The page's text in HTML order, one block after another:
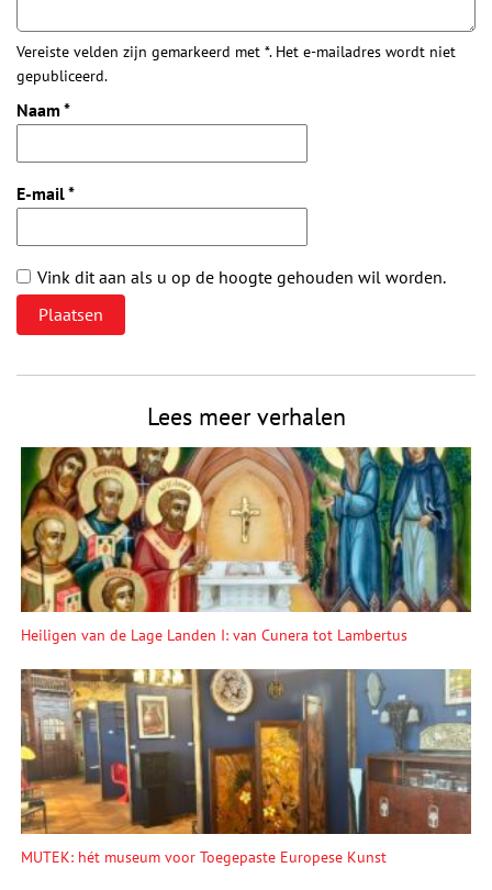
Vereiste velden zijn gemarkeerd met *. Het e-mailadres wordt niet
gepubliceerd.
Naam *
E-mail*
Vink dit aan als u op de hoogte gehouden wil worden.
Lees meer verhalen
Heiligen van de Lage Landen I: van Cunera tot Lambertus
MUTEK: hét museum voor Toegepaste Europese Kunst